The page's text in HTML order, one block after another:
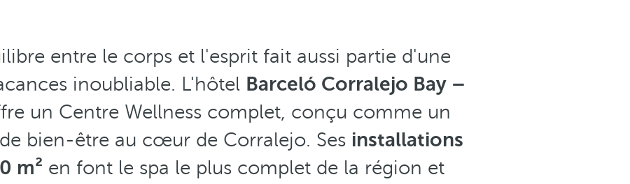
entre le corps et l'esprit fait aussi partie d'une
inoubliable. L'hôtel Barceló Corralejo Bay –
un Centre Wellness complet, conçu comme un
bien-être au cœur de Corralejo. Ses installations
m² en font le spa le plus complet de la région et